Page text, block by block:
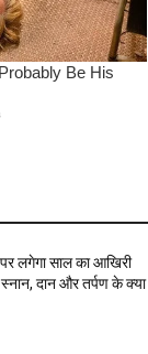
लगेगा साल का आखिरी
दान और तर्पण के क्या